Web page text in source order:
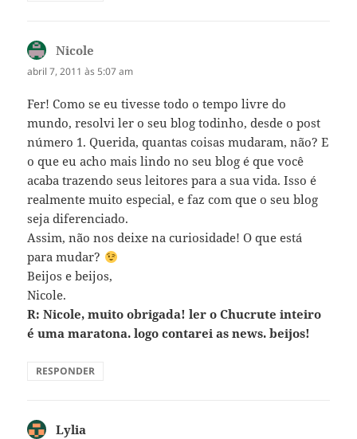
Nicole
abril 7, 2011 às 5:07 am
Fer! Como se eu tivesse todo o tempo livre do
mundo, resolvi ler o seu blog todinho, desde o post
número 1. Querida, quantas coisas mudaram, não? E
o que eu acho mais lindo no seu blog é que você
acaba trazendo seus leitores para a sua vida. Isso é
realmente muito especial, e faz com que o seu blog
seja diferenciado.
Assim, não nos deixe na curiosidade! O que está
para mudar?
Beijos e beijos,
Nicole.
R: Nicole, muito obrigada! ler o Chucrute inteiro
é uma maratona. logo contarei as news. beijos!
RESPONDER
Lylia